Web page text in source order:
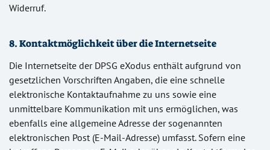
Widerruf.
8. Kontaktmöglichkeit über die Internetseite
Die Internetseite der DPSG eXodus enthält aufgrund von
gesetzlichen Vorschriften Angaben, die eine schnelle
elektronische Kontaktaufnahme zu uns sowie eine
unmittelbare Kommunikation mit uns ermöglichen, was
ebenfalls eine allgemeine Adresse der sogenannten
elektronischen Post (E-Mail-Adresse) umfasst. Sofern eine